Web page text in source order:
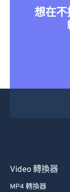
想在不
Video 轉換器
MP4 轉換器